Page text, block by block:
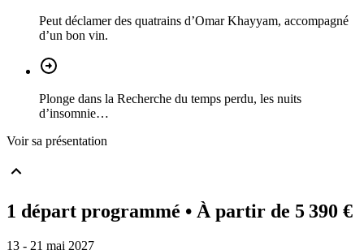
Peut déclamer des quatrains d’Omar Khayyam, accompagné
d’un bon vin.
Plonge dans la Recherche du temps perdu, les nuits
d’insomnie…
Voir sa présentation
1 départ programmé • À partir de 5 390 €
13 - 21 mai 2027